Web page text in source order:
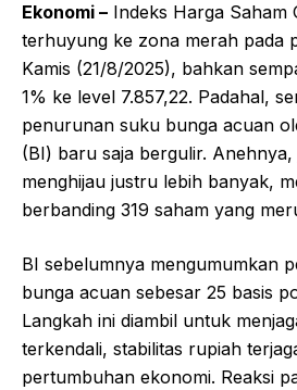
Ekonomi – Indeks Harga Saham
terhuyung ke zona merah pada
Kamis (21/8/2025), bahkan
1% ke level 7.857,22. Padahal,
penurunan suku bunga acuan
(BI) baru saja bergulir.
menghijau justru lebih banyak,
berbanding 319 saham yang
BI sebelumnya mengumumkan
bunga acuan sebesar 25 basis
Langkah ini diambil untuk
terkendali, stabilitas rupiah
pertumbuhan ekonomi. Reaksi